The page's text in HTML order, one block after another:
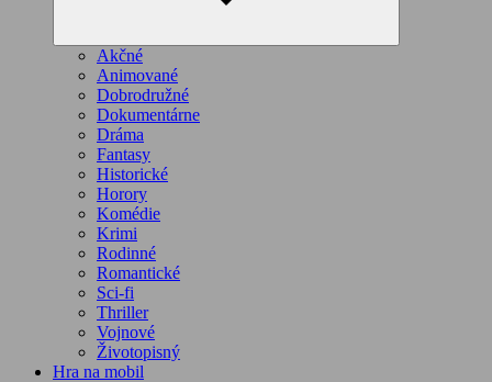
Akčné
Animované
Dobrodružné
Dokumentárne
Dráma
Fantasy
Historické
Horory
Komédie
Krimi
Rodinné
Romantické
Sci-fi
Thriller
Vojnové
Životopisný
Hra na mobil